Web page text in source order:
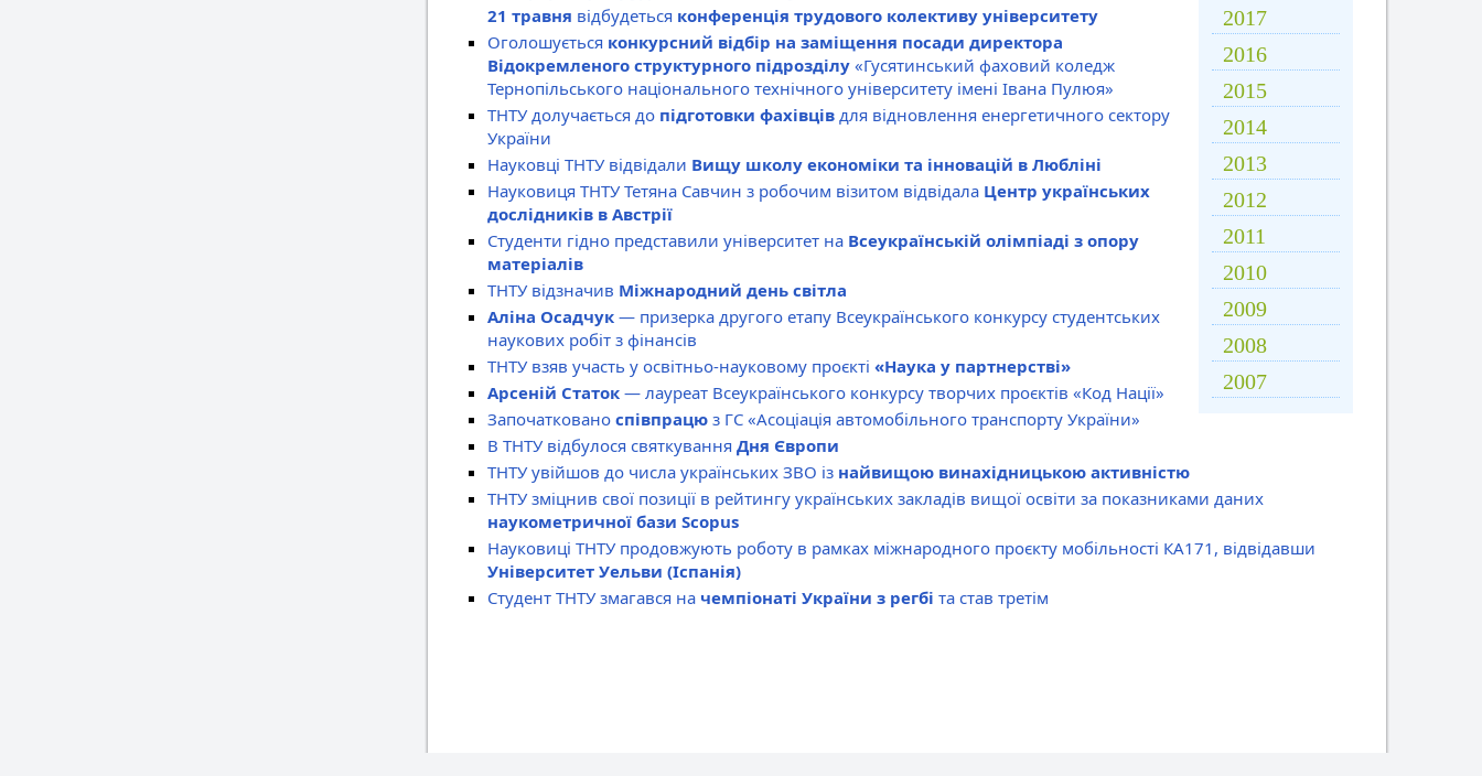
2017
2016
2015
2014
2013
2012
2011
2010
2009
2008
2007
21 травня відбудеться конференція трудового колективу університету
Оголошується конкурсний відбір на заміщення посади директора
Відокремленого структурного підрозділу «Гусятинський фаховий коледж
Тернопільського національного технічного університету імені Івана Пулюя»
ТНТУ долучається до підготовки фахівців для відновлення енергетичного сектору
України
Науковці ТНТУ відвідали Вищу школу економіки та інновацій в Любліні
Науковиця ТНТУ Тетяна Савчин з робочим візитом відвідала Центр українських
дослідників в Австрії
Студенти гідно представили університет на Всеукраїнській олімпіаді з опору
матеріалів
ТНТУ відзначив Міжнародний день світла
Аліна Осадчук — призерка другого етапу Всеукраїнського конкурсу студентських
наукових робіт з фінансів
ТНТУ взяв участь у освітньо-науковому проєкті «Наука у партнерстві»
Арсеній Статок — лауреат Всеукраїнського конкурсу творчих проєктів «Код Нації»
Започатковано співпрацю з ГС «Асоціація автомобільного транспорту України»
В ТНТУ відбулося святкування Дня Європи
ТНТУ увійшов до числа українських ЗВО із найвищою винахідницькою активністю
ТНТУ зміцнив свої позиції в рейтингу українських закладів вищої освіти за показниками даних
наукометричної бази Scopus
Науковиці ТНТУ продовжують роботу в рамках міжнародного проєкту мобільності КА171, відвідавши
Університет Уельви (Іспанія)
Студент ТНТУ змагався на чемпіонаті України з регбі та став третім